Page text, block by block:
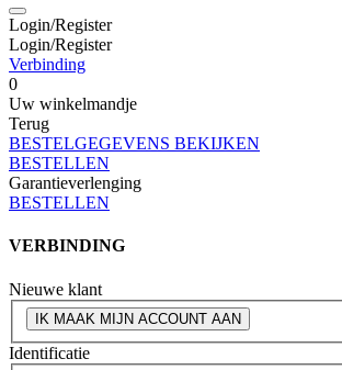
Login/Register
Login/Register
Verbinding
0
Uw winkelmandje
Terug
BESTELGEGEVENS BEKIJKEN
BESTELLEN
Garantieverlenging
BESTELLEN
VERBINDING
Nieuwe klant
IK MAAK MIJN ACCOUNT AAN
Identificatie